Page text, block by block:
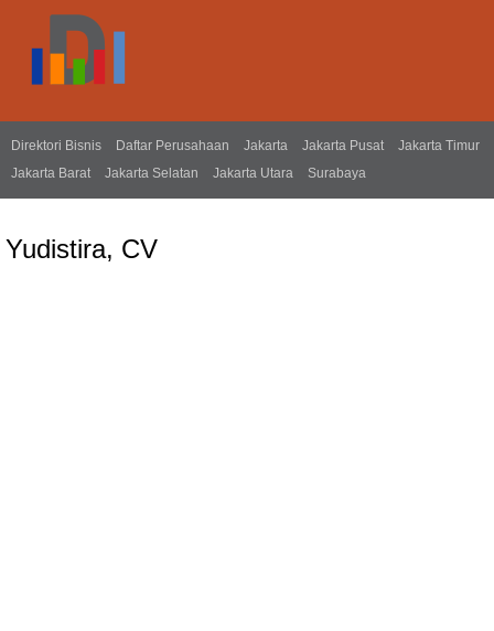
Direktori Bisnis Daftar Perusahaan Jakarta Jakarta Pusat
Jakarta Timur
Jakarta Barat
Jakarta Selatan Jakarta Utara Surabaya
Yudistira, CV